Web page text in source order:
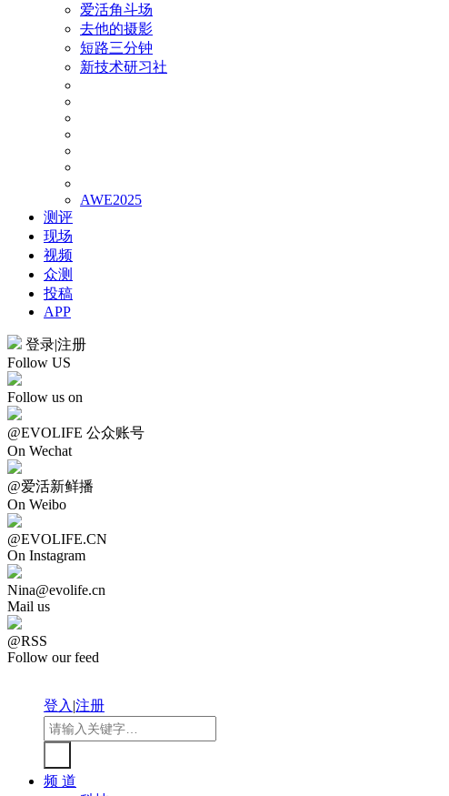
爱活角斗场
去他的摄影
短路三分钟
新技术研习社
AWE2025
测评
现场
视频
众测
投稿
APP
登录|注册
Follow US
Follow us on
@EVOLIFE 公众账号
On Wechat
@爱活新鲜播
On Weibo
@EVOLIFE.CN
On Instagram
Nina@evolife.cn
Mail us
@RSS
Follow our feed
登入|注册
频 道